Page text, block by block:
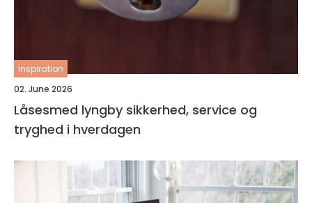
inspiration
02. June 2026
Låsesmed lyngby sikkerhed, service og
tryghed i hverdagen